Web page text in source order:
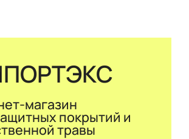
магазин
покрытий и
травы